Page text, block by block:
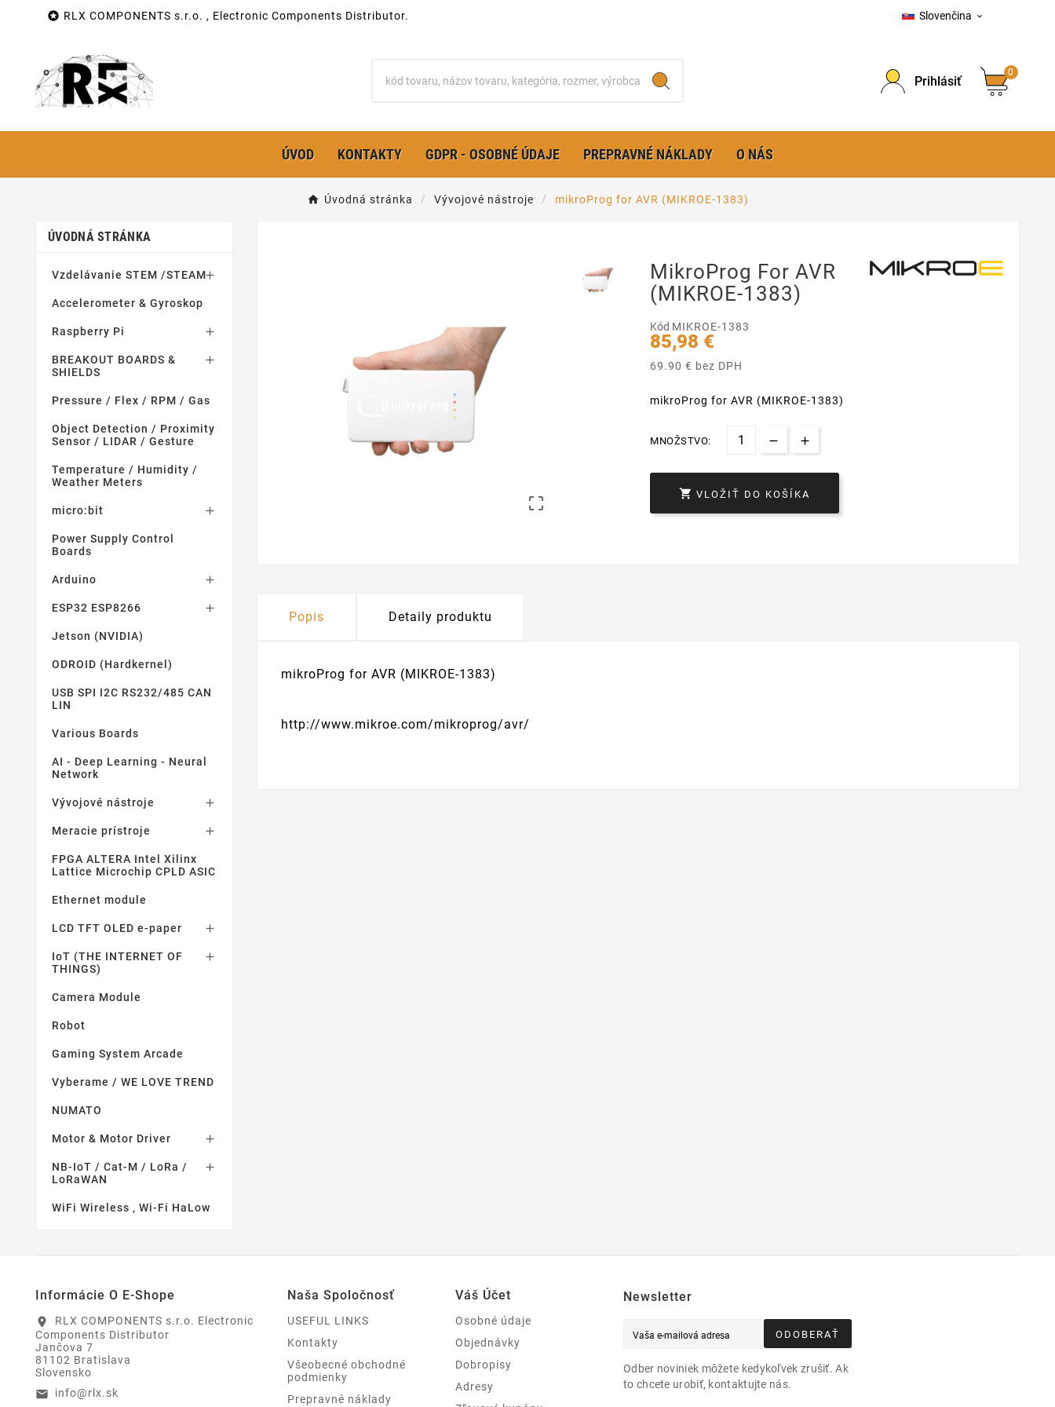
 RLX COMPONENTS s.r.o. , Electronic Components Distributor. Slovenčina 
Prihlásiť
0
ÚVOD KONTAKTY GDPR - OSOBNÉ ÚDAJE PREPRAVNÉ NÁKLADY O NÁS
Úvodná stránka Vývojové nástroje mikroProg for AVR (MIKROE-1383)
ÚVODNÁ STRÁNKA
Vzdelávanie STEM /STEAM
Accelerometer & Gyroskop
Raspberry Pi 
BREAKOUT BOARDS &
SHIELDS

Pressure / Flex / RPM / Gas
Object Detection / Proximity
Sensor / LIDAR / Gesture
Temperature / Humidity /
Weather Meters
micro:bit 
Power Supply Control
Boards
Arduino 
ESP32 ESP8266 
Jetson (NVIDIA)
ODROID (Hardkernel)
USB SPI I2C RS232/485 CAN
LIN
Various Boards
AI - Deep Learning - Neural
Network
Vývojové nástroje 
Meracie prístroje 
FPGA ALTERA Intel Xilinx
Lattice Microchip CPLD ASIC
Ethernet module
LCD TFT OLED e-paper 
IoT (THE INTERNET OF
THINGS)

Camera Module
Robot
Gaming System Arcade
Vyberame / WE LOVE TREND
NUMATO
Motor & Motor Driver 
NB-IoT / Cat-M / LoRa /
LoRaWAN

WiFi Wireless , Wi-Fi HaLow

MikroProg For AVR
(MIKROE-1383)
Kód MIKROE-1383
85,98 €
69.90 € bez DPH
mikroProg for AVR (MIKROE-1383)
MNOŽSTVO:
 VLOŽIŤ DO KOŠÍKA
Popis Detaily produktu
mikroProg for AVR (MIKROE-1383)
http://www.mikroe.com/mikroprog/avr/
Informácie O E-Shope
location_on
RLX COMPONENTS s.r.o. Electronic
Components Distributor
Jančova 7
81102 Bratislava
Slovensko
email info@rlx.sk
Naša Spoločnosť
USEFUL LINKS
Kontakty
Všeobecné obchodné
podmienky
Prepravné náklady
Váš Účet
Osobné údaje
Objednávky
Dobropisy
Adresy
Newsletter
ODOBERAŤ
Odber noviniek môžete kedykoľvek zrušiť. Ak
to chcete urobiť, kontaktujte nás.